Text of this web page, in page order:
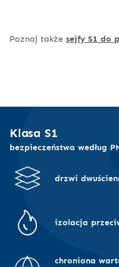
Poznaj także sejfy S1 do
Klasa S1
bezpieczeństwa według
drzwi
izolacja
chroniona